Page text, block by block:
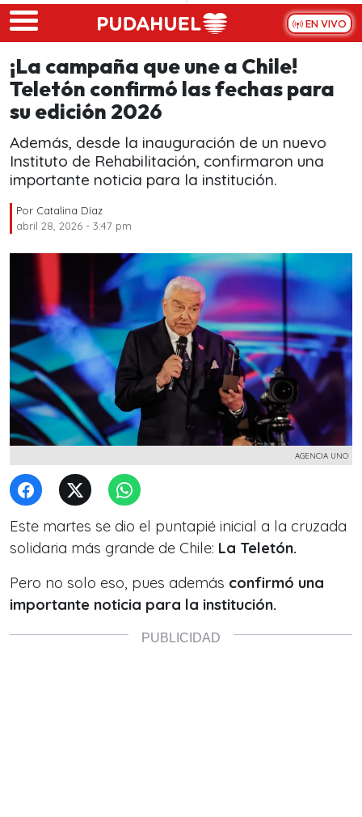
Skip to main content
EN VIVO
¡La campaña que une a Chile!
Teletón confirmó las fechas para
su edición 2026
Además, desde la inauguración de un nuevo
Instituto de Rehabilitación, confirmaron una
importante noticia para la institución.
Por Catalina Díaz
abril 28, 2026 - 3:47 pm
AGENCIA UNO
Este martes se dio el puntapié inicial a la cruzada
solidaria más grande de Chile: La Teletón.
Pero no solo eso, pues además confirmó una
importante noticia para la institución.